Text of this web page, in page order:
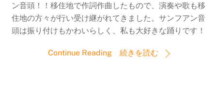
ン音頭！！移住地で作詞作曲したもので、演奏や歌も移
住地の方々が行い受け継がれてきました。サンフアン音
頭は振り付けもかわいらしく、私も大好きな踊りです！
Continue Reading 続きを読む